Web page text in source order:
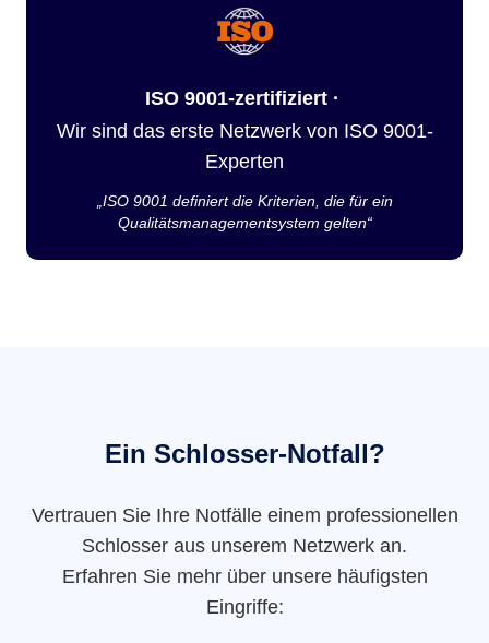
ISO 9001-zertifiziert ·
Wir sind das erste Netzwerk von ISO 9001-
Experten
„ISO 9001 definiert die Kriterien, die für ein
Qualitätsmanagementsystem gelten“
Ein Schlosser-Notfall?
Vertrauen Sie Ihre Notfälle einem professionellen
Schlosser aus unserem Netzwerk an.
Erfahren Sie mehr über unsere häufigsten
Eingriffe: